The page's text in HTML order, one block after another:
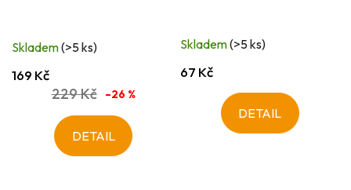
Skladem(>5 ks)
169 Kč
229 Kč –26 %
DETAIL
Skladem(>5 ks)
67 Kč
DETAIL